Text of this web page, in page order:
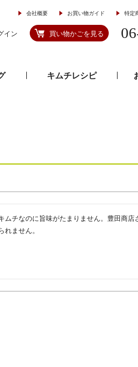
会社概要 お買い物ガイド 特定
イン 買い物かごを見る
キムチレシピ
ムチなのに旨味がたまりません。豊田商店
ません。